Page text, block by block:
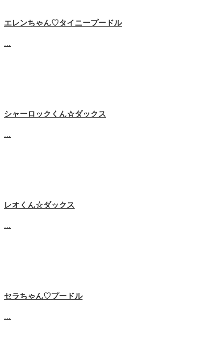
エレンちゃん♡タイニープードル
シャーロックくん☆ダックス
レオくん☆ダックス
セラちゃん♡プードル